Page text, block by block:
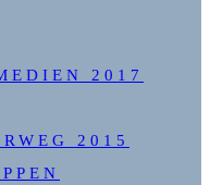
2017
2015